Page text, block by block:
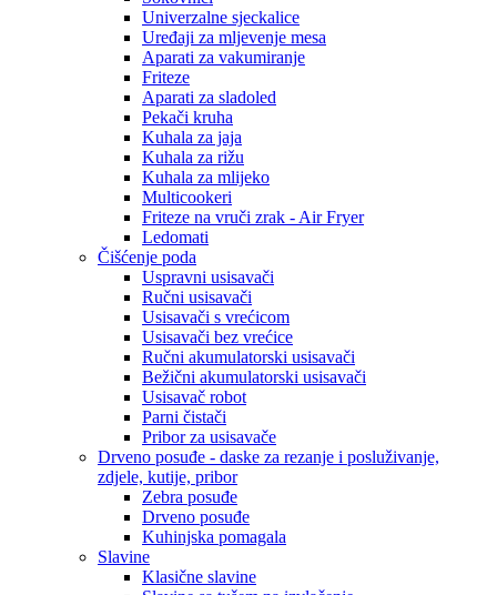
Univerzalne sjeckalice
Uređaji za mljevenje mesa
Aparati za vakumiranje
Friteze
Aparati za sladoled
Pekači kruha
Kuhala za jaja
Kuhala za rižu
Kuhala za mlijeko
Multicookeri
Friteze na vruči zrak - Air Fryer
Ledomati
Čišćenje poda
Uspravni usisavači
Ručni usisavači
Usisavači s vrećicom
Usisavači bez vrećice
Ručni akumulatorski usisavači
Bežični akumulatorski usisavači
Usisavač robot
Parni čistači
Pribor za usisavače
Drveno posuđe - daske za rezanje i posluživanje,
zdjele, kutije, pribor
Zebra posuđe
Drveno posuđe
Kuhinjska pomagala
Slavine
Klasične slavine